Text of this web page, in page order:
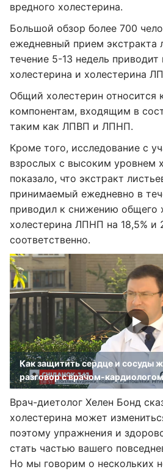
вредного холестерина.
Большой обзор более 700
ежедневный прием экстракта
течение 5-13 недель
холестерина и холестерина
Общий холестерин относится
компонентам, входящим в
таким как ЛПВП и ЛПНП.
Кроме того, исследование с
взрослых с высоким уровнем
показало, что экстракт
принимаемый ежедневно в
приводил к снижению общего
холестерина ЛПНП на 18,5% и
соответственно.
Как защитить сердце и сосуды
разговор с врачом-кардиологом
Врач-диетолог Хелен Бонд
холестерина может
поэтому упражнения и
стать частью вашего
Но мы говорим о нескольких